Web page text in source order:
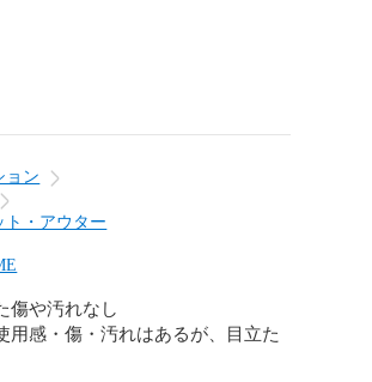
で検索！所在地： 群馬県太田市
おります。＊各商品ページの商
い。
品です。多少のお時間差にて欠品
頂ますようお願い致します。
ョン
ト・アウター
傷や汚れなし
用感・傷・汚れはあるが、目立た